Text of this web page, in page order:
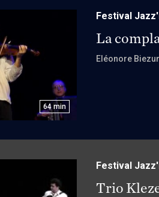
64 min
Festival
La
Eléonore
Festival
Trio